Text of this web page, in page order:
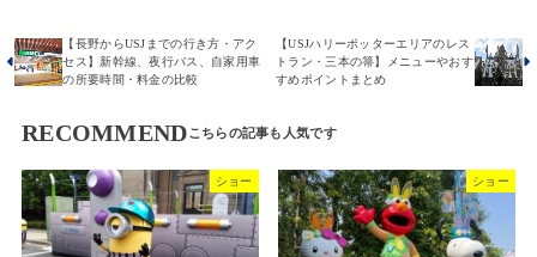
【長野からUSJまでの行き方・アク
セス】新幹線、夜行バス、自家用車
の所要時間・料金の比較
【USJハリーポッターエリアのレス
トラン・三本の箒】メニューやおす
すめポイントまとめ
RECOMMEND
ショー ショー